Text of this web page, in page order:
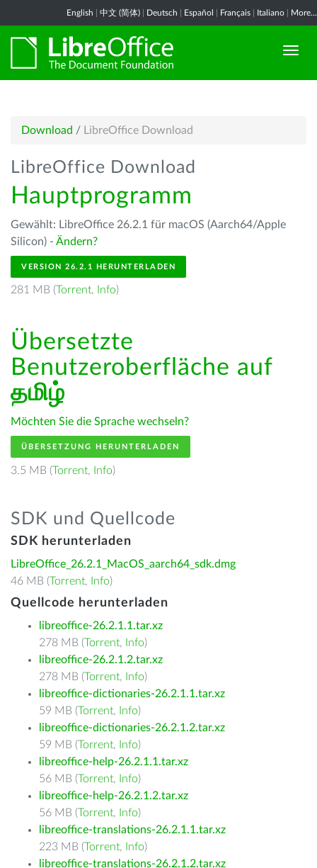
English 中文 (简体) Deutsch Español Français Italiano More...
Download / LibreOffice Download
LibreOffice Download
Hauptprogramm
Gewählt: LibreOffice 26.2.1 für macOS (Aarch64/Apple
Silicon) - Ändern?
VERSION 26.2.1 HERUNTERLADEN
281 MB (Torrent, Info)
Übersetzte
Benutzeroberfläche auf
தமிழ்
Möchten Sie die Sprache wechseln?
ÜBERSETZUNG HERUNTERLADEN
3.5 MB (Torrent, Info)
SDK und Quellcode
SDK herunterladen
LibreOffice_26.2.1_MacOS_aarch64_sdk.dmg
46 MB (Torrent, Info)
Quellcode herunterladen
libreoffice-26.2.1.1.tar.xz
278 MB (Torrent, Info)
libreoffice-26.2.1.2.tar.xz
278 MB (Torrent, Info)
libreoffice-dictionaries-26.2.1.1.tar.xz
59 MB (Torrent, Info)
libreoffice-dictionaries-26.2.1.2.tar.xz
59 MB (Torrent, Info)
libreoffice-help-26.2.1.1.tar.xz
56 MB (Torrent, Info)
libreoffice-help-26.2.1.2.tar.xz
56 MB (Torrent, Info)
libreoffice-translations-26.2.1.1.tar.xz
223 MB (Torrent, Info)
libreoffice-translations-26.2.1.2.tar.xz